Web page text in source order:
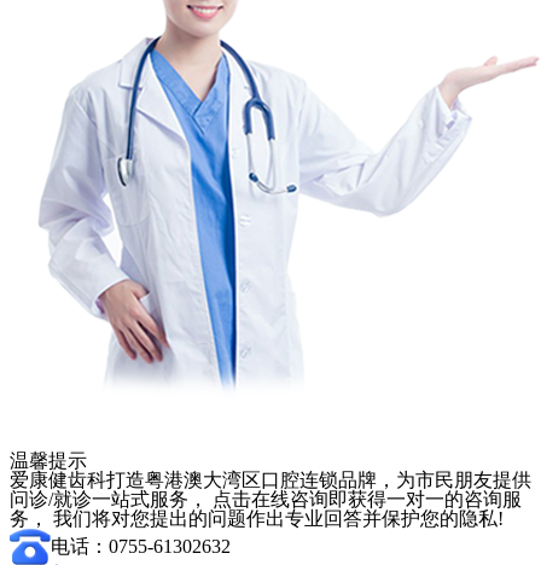
温馨提示
爱康健齿科打造粤港澳大湾区口腔连锁品牌，为市民朋友提供
问诊/就诊一站式服务， 点击在线咨询即获得一对一的咨询服
务， 我们将对您提出的问题作出专业回答并保护您的隐私!
电话：0755-61302632